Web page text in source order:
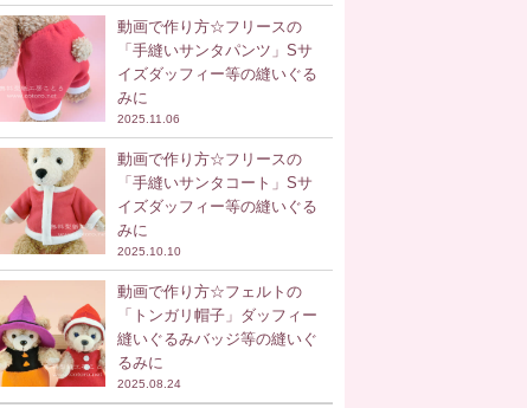
動画で作り方☆フリースの
「手縫いサンタパンツ」Sサ
イズダッフィー等の縫いぐる
みに
2025.11.06
動画で作り方☆フリースの
「手縫いサンタコート」Sサ
イズダッフィー等の縫いぐる
みに
2025.10.10
動画で作り方☆フェルトの
「トンガリ帽子」ダッフィー
縫いぐるみバッジ等の縫いぐ
るみに
2025.08.24